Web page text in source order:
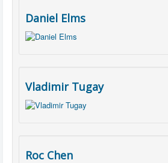
Daniel Elms
Vladimir Tugay
Roc Chen